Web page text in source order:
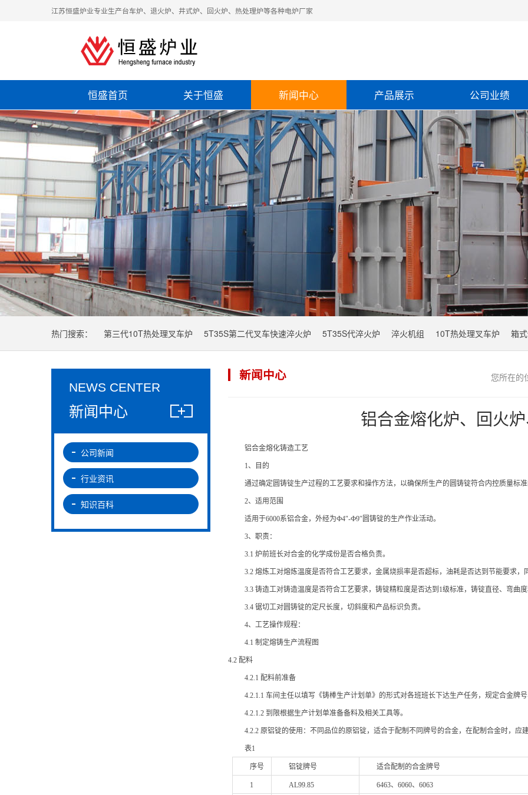
江苏恒盛炉业专业生产台车炉、退火炉、井式炉、回火炉、热处理炉等各种电炉厂家
恒盛首页 关于恒盛 新闻中心 产品展示 公司业绩
热门搜索： 第三代10T热处理叉车炉 5T35S第二代叉车快速淬火炉 5T35S代淬火炉 淬火机组 10T热处理叉车炉 箱
新闻中心 您所在的
铝合金熔化炉、回火
铝合金熔化铸造工艺
1、目的
通过确定圆铸锭生产过程的工艺要求和操作方法，以确保所生产的圆铸锭符合内控质量标
2、适用范围
适用于6000系铝合金，外经为Ф4″-Ф9″圆铸锭的生产作业活动。
3、职责：
3.1 炉前班长对合金的化学成份是否合格负责。
3.2 熔炼工对熔炼温度是否符合工艺要求，金属烧损率是否超标，油耗是否达到节能要求，
3.3 铸造工对铸造温度是否符合工艺要求，铸锭精粒度是否达到1级标准，铸锭直径、弯曲
3.4 锯切工对圆铸锭的定尺长度，切斜度和产品标识负责。
4、工艺操作规程：
4.1 制定熔铸生产流程图
4.2 配料
4.2.1 配料前准备
4.2.1.1 车间主任以填写《铸棒生产计划单》的形式对各班班长下达生产任务，规定合金牌
4.2.1.2 到限根据生产计划单准备备料及相关工具等。
4.2.2 原铝锭的使用：不同品位的原铝锭，适合于配制不同牌号的合金，在配制合金时，应
表1
序号 铝锭牌号 适合配制的合金牌号
1 AL99.85 6463、6060、6063
NEWS CENTER
新闻中心
公司新闻
行业资讯
知识百科